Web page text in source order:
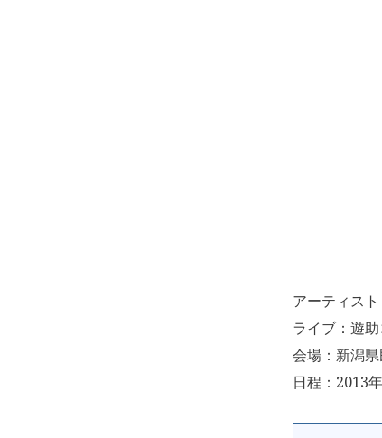
アーティス
ライブ：遊
会場：新潟
日程：2013